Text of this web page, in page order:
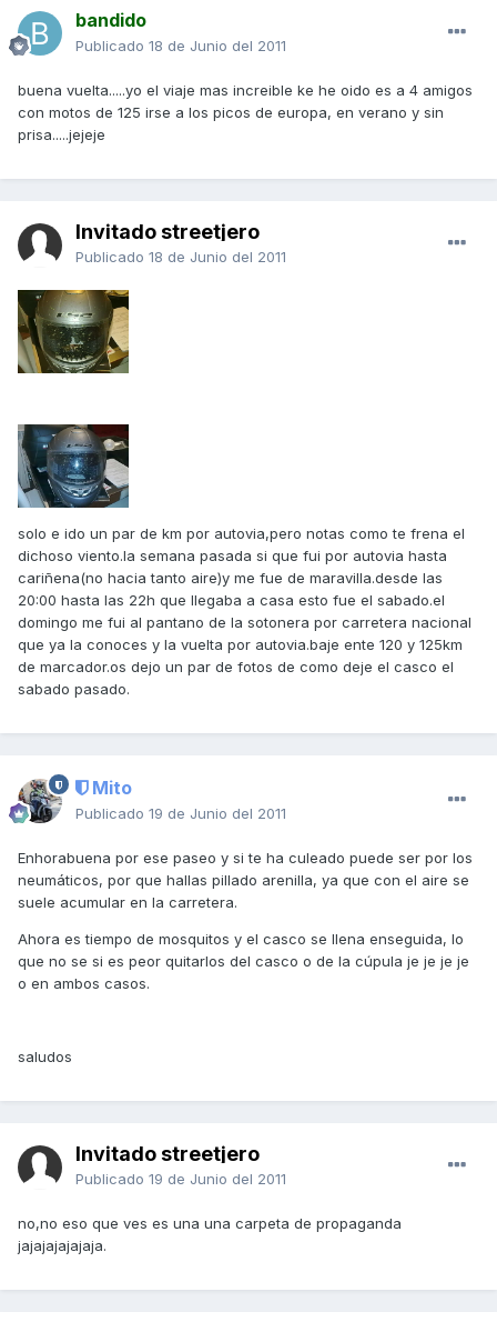
bandido
Publicado 18 de Junio del 2011
buena vuelta.....yo el viaje mas increible ke he oido es a 4 amigos
con motos de 125 irse a los picos de europa, en verano y sin
prisa.....jejeje
Invitado streetjero
Publicado 18 de Junio del 2011
solo e ido un par de km por autovia,pero notas como te frena el
dichoso viento.la semana pasada si que fui por autovia hasta
cariñena(no hacia tanto aire)y me fue de maravilla.desde las
20:00 hasta las 22h que llegaba a casa esto fue el sabado.el
domingo me fui al pantano de la sotonera por carretera nacional
que ya la conoces y la vuelta por autovia.baje ente 120 y 125km
de marcador.os dejo un par de fotos de como deje el casco el
sabado pasado.
Mito
Publicado 19 de Junio del 2011
Enhorabuena por ese paseo y si te ha culeado puede ser por los
neumáticos, por que hallas pillado arenilla, ya que con el aire se
suele acumular en la carretera.
Ahora es tiempo de mosquitos y el casco se llena enseguida, lo
que no se si es peor quitarlos del casco o de la cúpula je je je je
o en ambos casos.
saludos
Invitado streetjero
Publicado 19 de Junio del 2011
no,no eso que ves es una una carpeta de propaganda
jajajajajajaja.